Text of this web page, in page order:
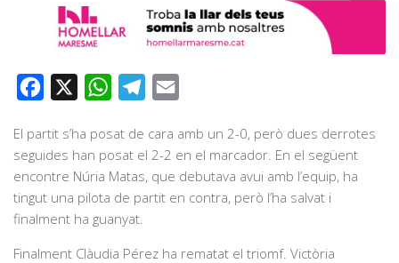
Facebook WhatsAppTelegram
El partit s’ha posat de cara amb un 2-0, però dues derrotes
seguides han posat el 2-2 en el marcador. En el següent
encontre Núria Matas, que debutava avui amb l’equip, ha
tingut una pilota de partit en contra, però l’ha salvat i
finalment ha guanyat.
Finalment Clàudia Pérez ha rematat el triomf. Victòria